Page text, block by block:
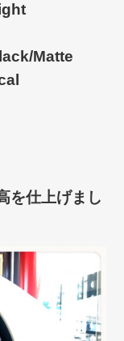
Matte
を仕上げまし